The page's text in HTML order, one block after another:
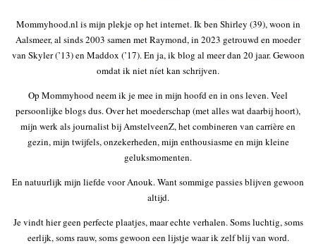
Mommyhood.nl is mijn plekje op het internet. Ik ben Shirley (39), woon in
Aalsmeer, al sinds 2003 samen met Raymond, in 2023 getrouwd en moeder
van Skyler (’13) en Maddox (’17). En ja, ik blog al meer dan 20 jaar. Gewoon
omdat ik niet níet kan schrijven.
Op Mommyhood neem ik je mee in mijn hoofd en in ons leven. Veel
persoonlijke blogs dus. Over het moederschap (met alles wat daarbij hoort),
mijn werk als journalist bij AmstelveenZ, het combineren van carrière en
gezin, mijn twijfels, onzekerheden, mijn enthousiasme en mijn kleine
geluksmomenten.
En natuurlijk mijn liefde voor Anouk. Want sommige passies blijven gewoon
altijd.
Je vindt hier geen perfecte plaatjes, maar echte verhalen. Soms luchtig, soms
eerlijk, soms rauw, soms gewoon een lijstje waar ik zelf blij van word.